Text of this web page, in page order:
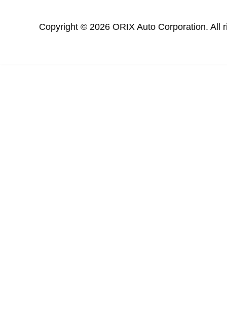
Copyright © 2026 ORIX Auto Corporation. All